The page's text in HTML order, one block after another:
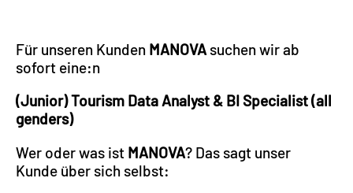
Für unseren Kunden MANOVA suchen wir ab
sofort eine:n
(Junior) Tourism Data Analyst & BI Specialist (all
genders)
Wer oder was ist MANOVA? Das sagt unser
Kunde über sich selbst: